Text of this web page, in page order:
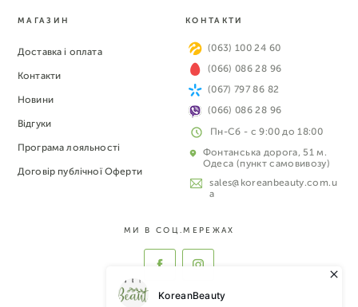
МАГАЗИН
Доставка і оплата
Контакти
Новини
Відгуки
Програма лояльності
Договір публічної Оферти
КОНТАКТИ
(063) 100 24 60
(066) 086 28 96
(067) 797 86 82
(066) 086 28 96
Пн-Сб - с 9:00 до 18:00
Фонтанська дорога, 51 м.
Одеса (пункт самовивозу)
sales@koreanbeauty.com.u
a
МИ В СОЦ.МЕРЕЖАХ